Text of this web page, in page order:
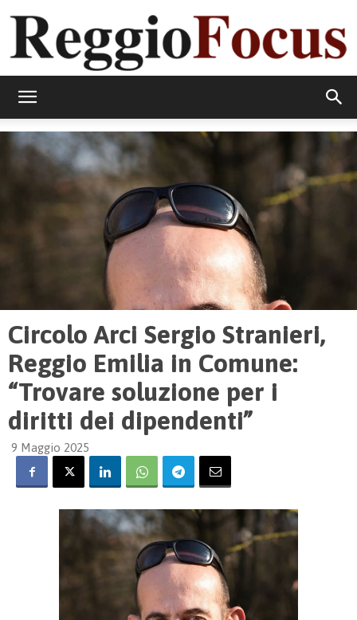
Circolo Arci Sergio Stranieri,
Reggio Emilia in Comune:
“Trovare soluzione per i
diritti dei dipendenti”
9 Maggio 2025